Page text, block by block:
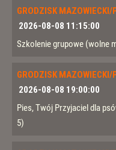
GRODZISK MAZOWIECKI/
2026-08-08 11:15:00
Szkolenie grupowe (wolne
GRODZISK MAZOWIECKI/
2026-08-08 19:00:00
Pies, Twój Przyjaciel dla
5)